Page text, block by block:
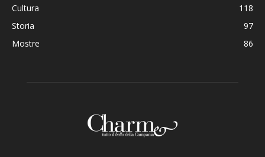
Cultura
118
Storia
97
Mostre
86